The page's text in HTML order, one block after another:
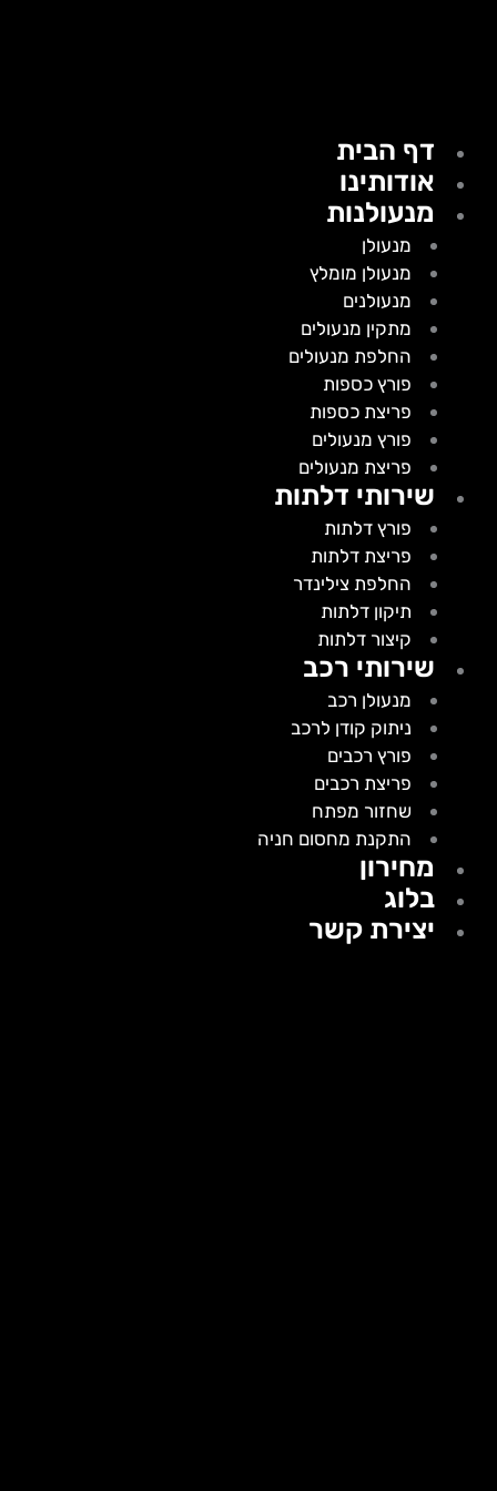
דף הבית
אודותינו
מנעולנות
מנעולן
מנעולן מומלץ
מנעולנים
מתקין מנעולים
החלפת מנעולים
פורץ כספות
פריצת כספות
פורץ מנעולים
פריצת מנעולים
שירותי דלתות
פורץ דלתות
פריצת דלתות
החלפת צילינדר
תיקון דלתות
קיצור דלתות
שירותי רכב
מנעולן רכב
ניתוק קודן לרכב
פורץ רכבים
פריצת רכבים
שחזור מפתח
התקנת מחסום חניה
מחירון
בלוג
יצירת קשר